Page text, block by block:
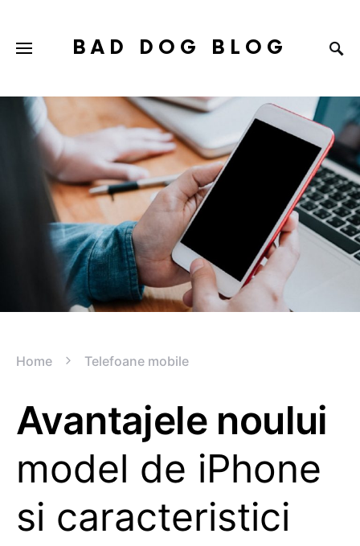
BAD DOG BLOG
Home Telefoane mobile
Avantajele noului
model de iPhone
si caracteristici